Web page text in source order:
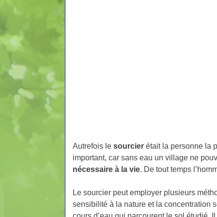
Autrefois lesourcier était la personne la
important, car sans eau un village ne
nécessaire à la vie. De tout temps
Le sourcier peut employer plusieurs
sensibilité à la nature et la concentration